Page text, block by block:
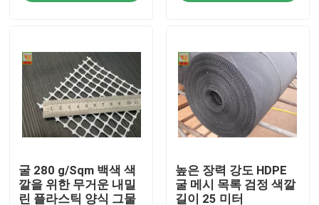
농업 그물세공
양식 그물세공
플라스틱 건축 그물세공
굴 280 g/Sqm 백색 색
깔을 위한 무거운 내밀
린 플라스틱 양식 그물
높은 장력 강도 HDPE
굴 메시 목록 검정 색깔
길이 25 미터